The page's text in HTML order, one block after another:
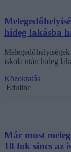
hideg lakásba
iskola után hideg
Közoktatás
Eduline
Már most
18 fok sincs az